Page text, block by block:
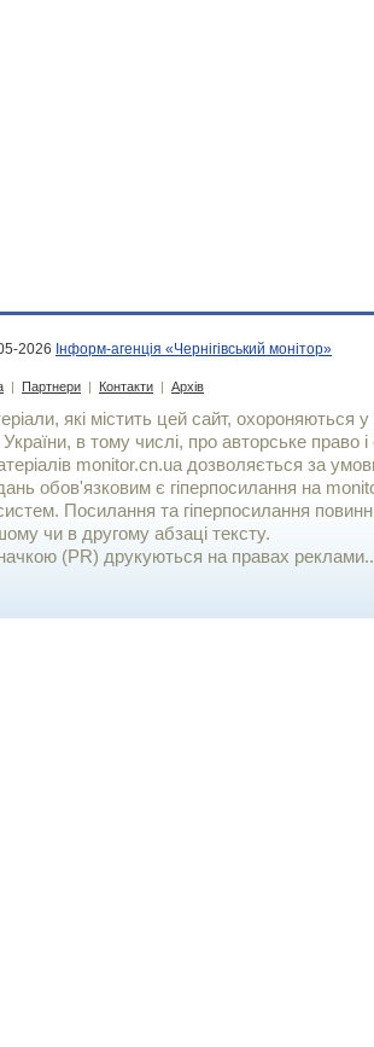
2026 Інформ-агенція «Чернігівський монітор»
| Партнери | Контакти | Архів
які містить цей сайт, охороняються у
в тому числі, про авторське право і
monitor.cn.ua дозволяється за
обов'язковим є гiперпосилання на
Посилання та гіперпосилання
чи в другому абзаці тексту.
(PR) друкуються на правах реклами..